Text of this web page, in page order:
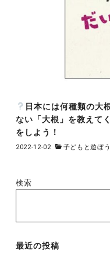
日本には何種類の大
ない「大根」を教えて
をしよう！
2022-12-02 子どもと遊ぼう
検索
最近の投稿